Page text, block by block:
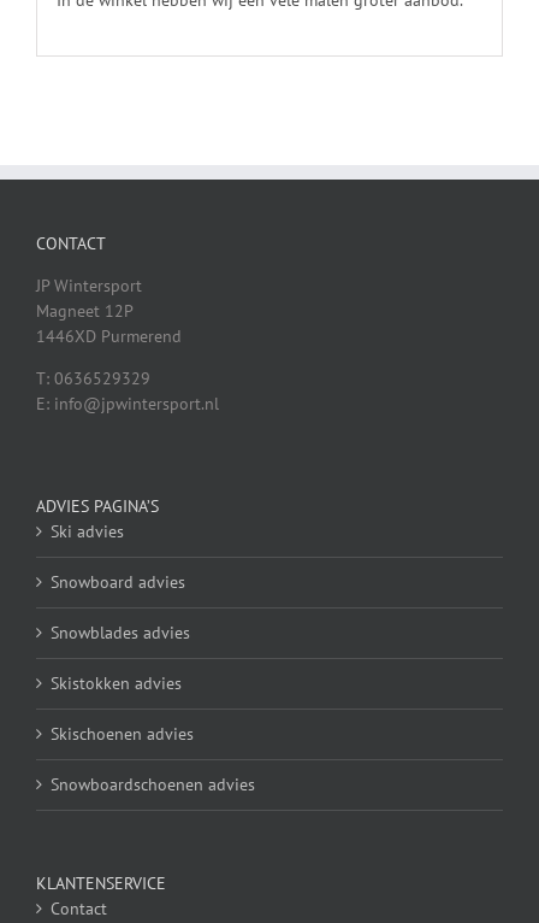
CONTACT
JP Wintersport
Magneet 12P
1446XD Purmerend
T: 0636529329
E: info@jpwintersport.nl
ADVIES PAGINA’S
Ski advies
Snowboard advies
Snowblades advies
Skistokken advies
Skischoenen advies
Snowboardschoenen advies
KLANTENSERVICE
Contact